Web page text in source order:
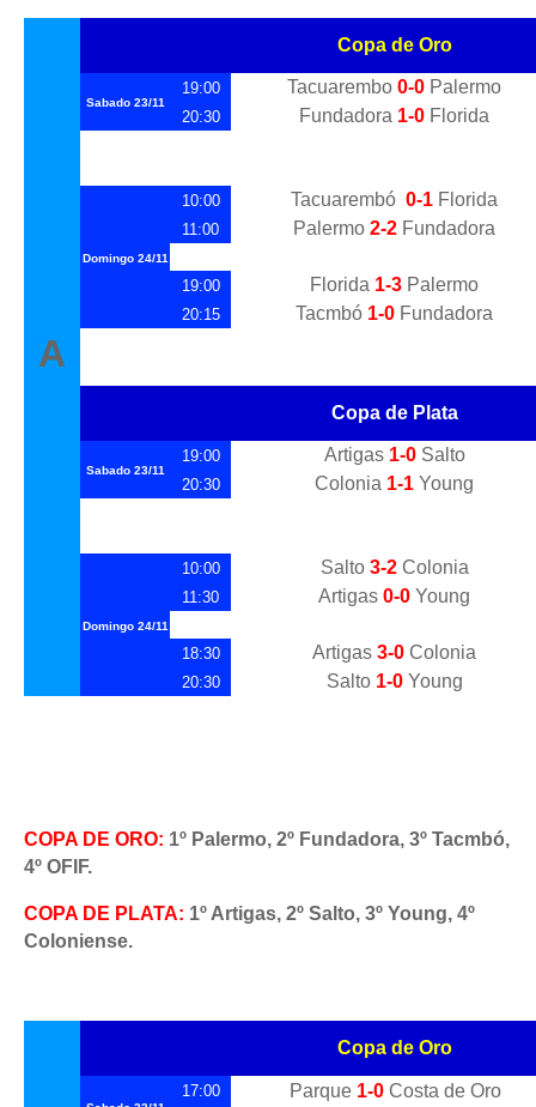
A
Copa de Oro
Sabado 23/11
19:00 Tacuarembo 0-0 Palermo
20:30 Fundadora 1-0 Florida
Domingo 24/11
10:00 Tacuarembó 0-1 Florida
11:00 Palermo 2-2 Fundadora
19:00 Florida 1-3 Palermo
20:15 Tacmbó 1-0 Fundadora
Copa de Plata
Sabado 23/11
19:00 Artigas 1-0Salto
20:30 Colonia 1-1 Young
Domingo 24/11
10:00 Salto 3-2Colonia
11:30 Artigas 0-0 Young
18:30 Artigas 3-0 Colonia
20:30 Salto 1-0 Young
COPA DE ORO: 1º Palermo, 2º Fundadora, 3º Tacmbó,
4º OFIF.
COPA DE PLATA: 1º Artigas, 2º Salto, 3º Young, 4º
Coloniense.
Copa de Oro
17:00 Parque 1-0 Costa de Oro